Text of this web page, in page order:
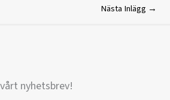
Nästa Inlägg →
nyhetsbrev!